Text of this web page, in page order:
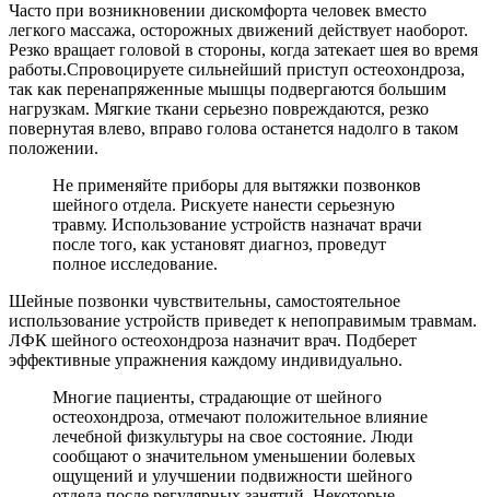
Часто при возникновении дискомфорта человек вместо
легкого массажа, осторожных движений действует наоборот.
Резко вращает головой в стороны, когда затекает шея во время
работы.Спровоцируете сильнейший приступ остеохондроза,
так как перенапряженные мышцы подвергаются большим
нагрузкам. Мягкие ткани серьезно повреждаются, резко
повернутая влево, вправо голова останется надолго в таком
положении.
Не применяйте приборы для вытяжки позвонков
шейного отдела. Рискуете нанести серьезную
травму. Использование устройств назначат врачи
после того, как установят диагноз, проведут
полное исследование.
Шейные позвонки чувствительны, самостоятельное
использование устройств приведет к непоправимым травмам.
ЛФК шейного остеохондроза назначит врач. Подберет
эффективные упражнения каждому индивидуально.
Многие пациенты, страдающие от шейного
остеохондроза, отмечают положительное влияние
лечебной физкультуры на свое состояние. Люди
сообщают о значительном уменьшении болевых
ощущений и улучшении подвижности шейного